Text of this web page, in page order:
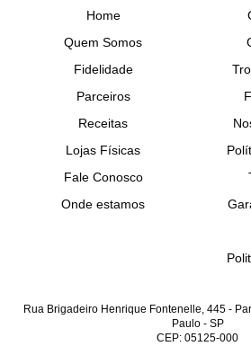
Home
Quem Somos
Fidelidade
Parceiros
Receitas
Lojas Físicas
Fale Conosco
Onde estamos
Rua Brigadeiro Henrique Fontenelle, 445 -
Paulo- SP
CEP: 05125-000